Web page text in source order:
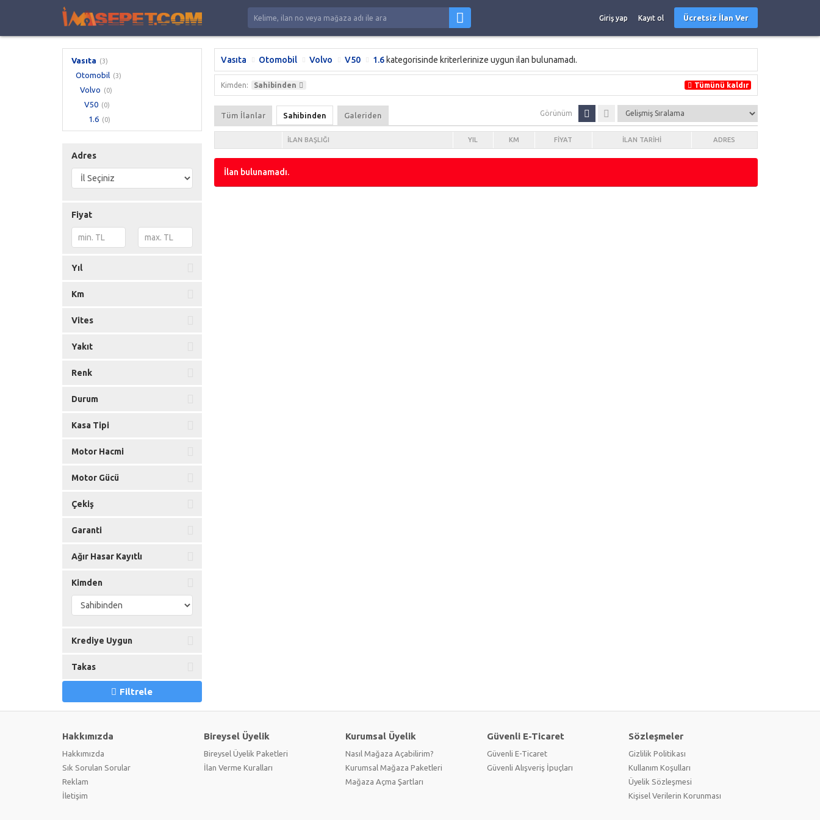
Giriş yap Kayıt ol Ücretsiz İlan Ver
Vasıta (3)
Otomobil (3)
Volvo (0)
V50 (0)
1.6 (0)
Adres
Fiyat
Yıl
Km
Vites
Yakıt
Renk
Durum
Kasa Tipi
Motor Hacmi
Motor Gücü
Çekiş
Garanti
Ağır Hasar Kayıtlı
Kimden
Krediye Uygun
Takas
Filtrele
Vasıta Otomobil Volvo V50 1.6 kategorisinde kriterlerinize uygun ilan bulunamadı.
Kimden: Sahibinden Tümünü kaldır
Tüm İlanlar Sahibinden Galeriden Görünüm
İLAN BAŞLIĞI YIL KM FIYAT İLAN TARIHI ADRES
İlan bulunamadı.
Hakkımızda
Hakkımızda
Sık Sorulan Sorular
Reklam
İletişim
Bireysel Üyelik
Bireysel Üyelik Paketleri
İlan Verme Kuralları
Kurumsal Üyelik
Nasıl Mağaza Açabilirim?
Kurumsal Mağaza Paketleri
Mağaza Açma Şartları
Güvenli E-Ticaret
Güvenli E-Ticaret
Güvenli Alışveriş İpuçları
Sözleşmeler
Gizlilik Politikası
Kullanım Koşulları
Üyelik Sözleşmesi
Kişisel Verilerin Korunması